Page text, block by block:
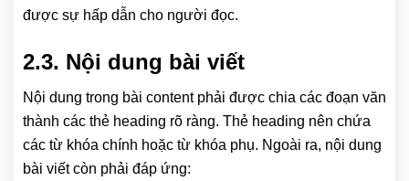
được sự hấp dẫn cho người đọc.
2.3. Nội dung bài viết
Nội dung trong bài content phải được chia các đoạn văn
thành các thẻ heading rõ ràng. Thẻ heading nên chứa
các từ khóa chính hoặc từ khóa phụ. Ngoài ra, nội dung
bài viết còn phải đáp ứng: